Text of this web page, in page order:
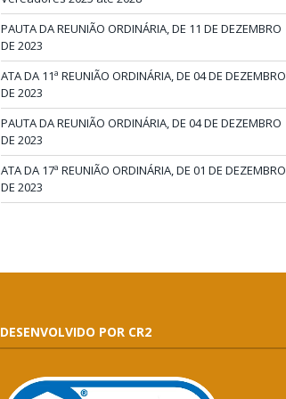
PAUTA DA REUNIÃO ORDINÁRIA, DE 11 DE DEZEMBRO
DE 2023
ATA DA 11ª REUNIÃO ORDINÁRIA, DE 04 DE DEZEMBRO
DE 2023
PAUTA DA REUNIÃO ORDINÁRIA, DE 04 DE DEZEMBRO
DE 2023
ATA DA 17ª REUNIÃO ORDINÁRIA, DE 01 DE DEZEMBRO
DE 2023
DESENVOLVIDO POR CR2